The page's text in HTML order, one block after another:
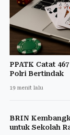
PPATK Catat
Polri Bertindak
19 menit lalu
BRIN
untuk Sekolah